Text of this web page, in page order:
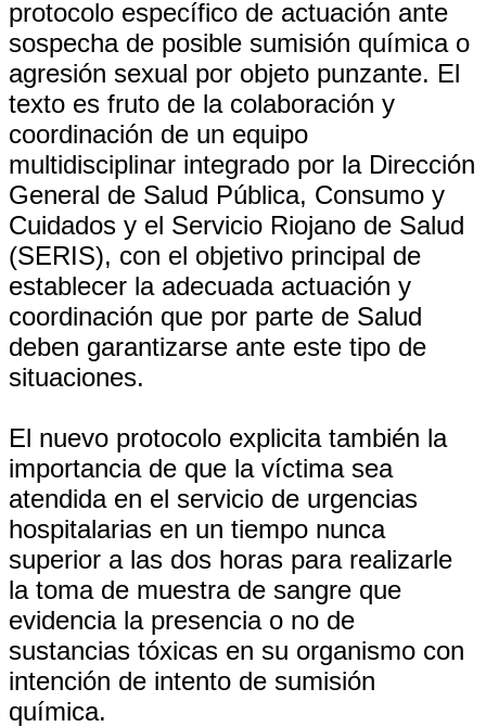
protocolo específico de actuación ante
sospecha de posible sumisión química o
agresión sexual por objeto punzante. El
texto es fruto de la colaboración y
coordinación de un equipo
multidisciplinar integrado por la Dirección
General de Salud Pública, Consumo y
Cuidados y el Servicio Riojano de Salud
(SERIS), con el objetivo principal de
establecer la adecuada actuación y
coordinación que por parte de Salud
deben garantizarse ante este tipo de
situaciones.
El nuevo protocolo explicita también la
importancia de que la víctima sea
atendida en el servicio de urgencias
hospitalarias en un tiempo nunca
superior a las dos horas para realizarle
la toma de muestra de sangre que
evidencia la presencia o no de
sustancias tóxicas en su organismo con
intención de intento de sumisión
química.